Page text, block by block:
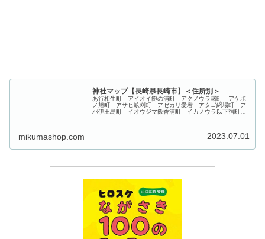
神社マップ【長崎県長崎市】＜住所別＞
あ行相生町 アイオイ飽の浦町 アクノウラ曙町 アケボ
ノ旭町 アサヒ畝刈町 アゼカリ愛宕 アタゴ網場町 ア
バ伊王島町 イオウジマ飯香浦町 イカノウラ以下宿町
mikumashop.com 2023.07.01